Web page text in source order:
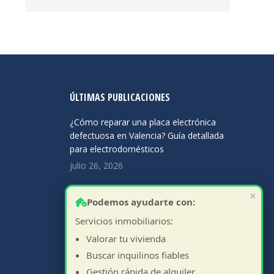
newnewnew
ÚLTIMAS PUBLICACIONES
¿Cómo reparar una placa electrónica
defectuosa en Valencia? Guía detallada
para electrodomésticos
julio 26, 2026
Guía para Comprar Repuestos Online
para Lavadoras
julio 6, 2026
Asistencia Técnica Electrodomésticos
en Madrid: Rapidez
junio 14, 2026
×
Podemos ayudarte con:
Servicios inmobiliarios:
Valorar tu vivienda
Buscar inquilinos fiables
Gestión rápida de alquiler